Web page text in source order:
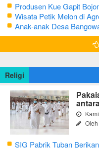
Produsen Kue Gapit
Puluhan Juta di Bulan
Wisata Petik Melon di
Sampai 5 Hari Sudah
Anak-anak Desa
Puasa dengan Latihan
Religi
SIG Pabrik Tuban